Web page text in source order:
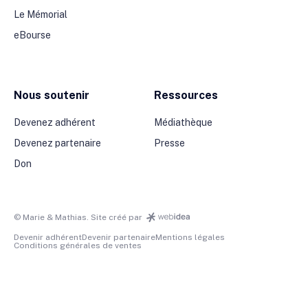
Le Mémorial
eBourse
Nous soutenir
Devenez adhérent
Devenez partenaire
Don
Ressources
Médiathèque
Presse
© Marie & Mathias. Site créé par
Devenir adhérentDevenir partenaireMentions légales
Conditions générales de ventes